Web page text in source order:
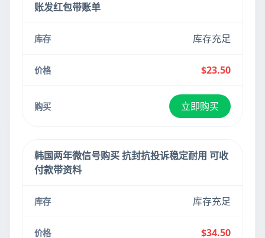
账发红包带账单
库存充足
$23.50
立即购买
韩国两年微信号购买 抗封抗投诉稳定耐用 可收
付款带资料
库存充足
$34.50